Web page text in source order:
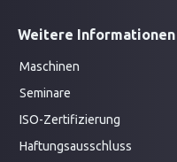
Weitere Informationen
Maschinen
Seminare
ISO-Zertifizierung
Haftungsausschluss